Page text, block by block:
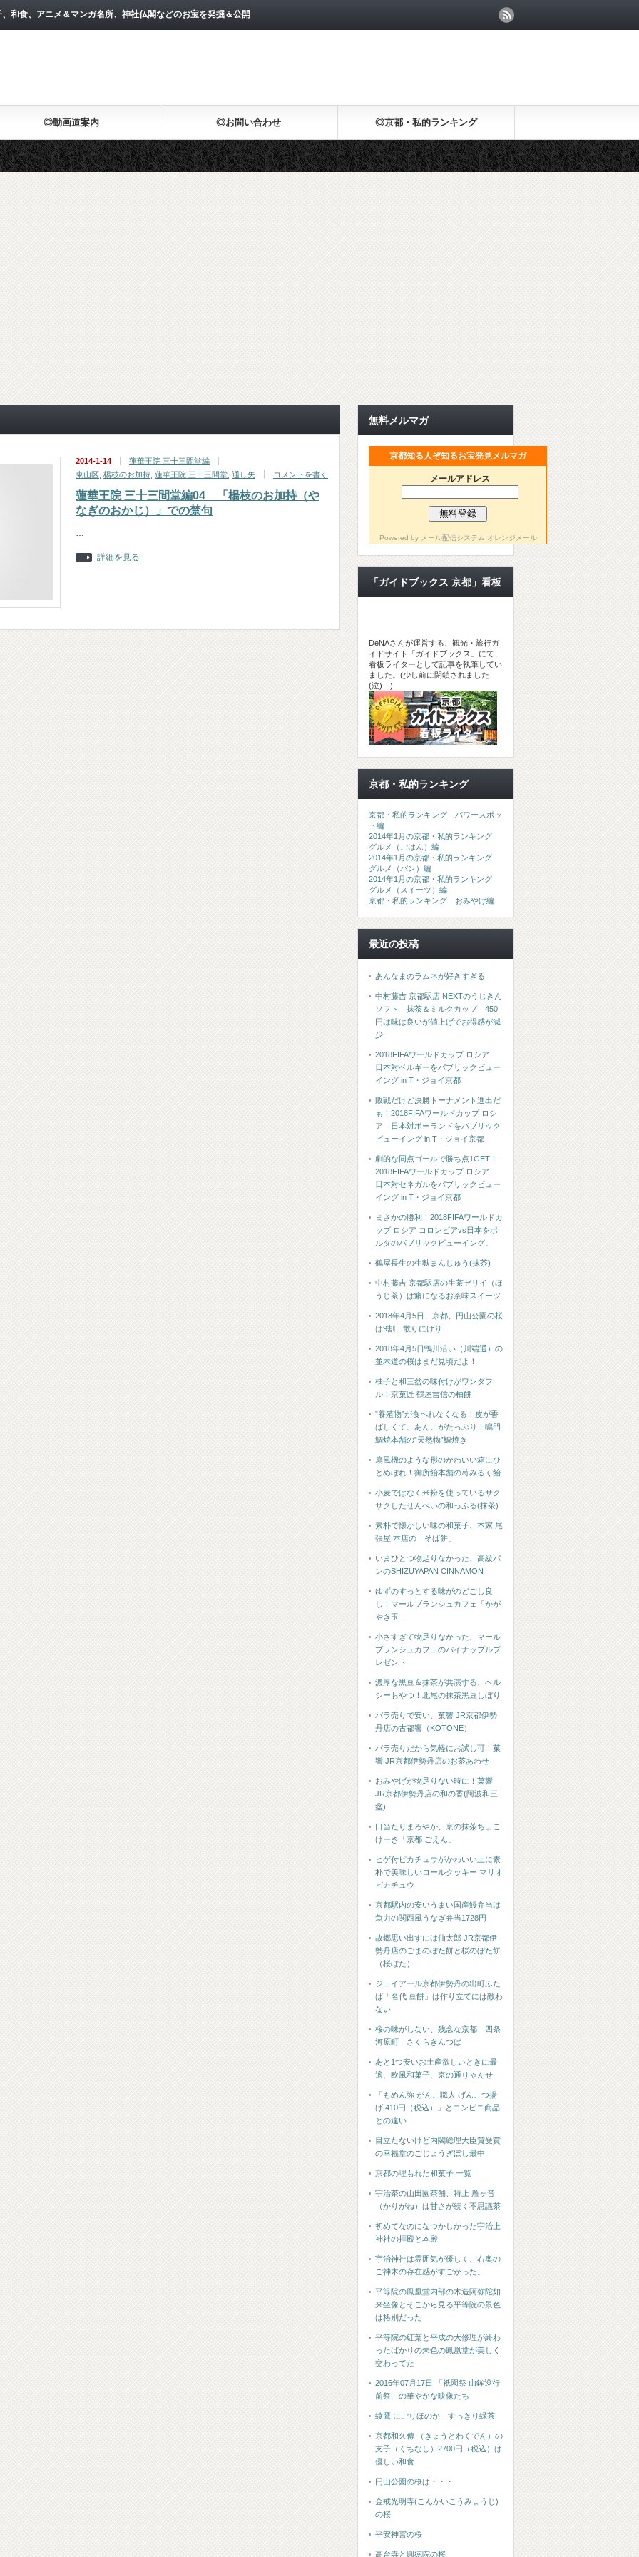
和食、アニメ＆マンガ名所、神社仏閣などのお宝を発掘＆公開
◎動画道案内 ◎お問い合わせ ◎京都・私的ランキング
2014-1-14
蓮華王院 三十三間堂編
東山区 楊枝のお加持 蓮華王院 三十三間堂 通し矢 コメントを書く
蓮華王院 三十三間堂編04 「楊枝のお加持（や
なぎのおかじ）」での禁句
…
詳細を見る
無料メルマガ
京都知る人ぞ知るお宝発見メルマガ
メールアドレス
Powered by メール配信システム オレンジメール
「ガイドブックス 京都」看板
DeNAさんが運営する、観光・旅行ガ
イドサイト「ガイドブックス」にて、
看板ライターとして記事を執筆してい
ました。(少し前に閉鎖されました
(泣) )
京都・私的ランキング
京都・私的ランキング パワースポッ
ト編
2014年1月の京都・私的ランキング
グルメ（ごはん）編
2014年1月の京都・私的ランキング
グルメ（パン）編
2014年1月の京都・私的ランキング
グルメ（スイーツ）編
京都・私的ランキング おみやげ編
最近の投稿
あんなまのラムネが好きすぎる
中村藤吉 京都駅店 NEXTのうじきん
ソフト 抹茶＆ミルクカップ 450
円は味は良いが値上げでお得感が減
少
2018FIFAワールドカップ ロシア
日本対ベルギーをパブリックビュー
イング in T・ジョイ京都
敗戦だけど決勝トーナメント進出だ
ぁ！2018FIFAワールドカップ ロシ
ア 日本対ポーランドをパブリック
ビューイング in T・ジョイ京都
劇的な同点ゴールで勝ち点1GET！
2018FIFAワールドカップ ロシア
日本対セネガルをパブリックビュー
イング in T・ジョイ京都
まさかの勝利！2018FIFAワールドカ
ップ ロシア コロンビアvs日本をポ
ルタのパブリックビューイング。
鶴屋長生の生麩まんじゅう(抹茶)
中村藤吉 京都駅店の生茶ゼリイ（ほ
うじ茶）は癖になるお茶味スイーツ
2018年4月5日、京都、円山公園の桜
は9割、散りにけり
2018年4月5日鴨川沿い（川端通）の
並木道の桜はまだ見頃だよ！
柚子と和三盆の味付けがワンダフ
ル！京菓匠 鶴屋吉信の柚餅
”養殖物”が食べれなくなる！皮が香
ばしくて、あんこがたっぷり！鳴門
鯛焼本舗の”天然物”鯛焼き
扇風機のような形のかわいい箱にひ
とめぼれ！御所飴本舗の苺みるく飴
小麦ではなく米粉を使っているサク
サクしたせんべいの和っふる(抹茶)
素朴で懐かしい味の和菓子、本家 尾
張屋 本店の「そば餅」
いまひとつ物足りなかった、高級パ
ンのSHIZUYAPAN CINNAMON
ゆずのすっとする味がのどごし良
し！マールブランシュカフェ「かが
やき玉」
小さすぎて物足りなかった、マール
ブランシュカフェのパイナップルプ
レゼント
濃厚な黒豆＆抹茶が共演する、ヘル
シーおやつ！北尾の抹茶黒豆しぼり
バラ売りで安い、菓響 JR京都伊勢
丹店の古都響（KOTONE）
バラ売りだから気軽にお試し可！菓
響 JR京都伊勢丹店のお茶あわせ
おみやげが物足りない時に！菓響
JR京都伊勢丹店の和の香(阿波和三
盆)
口当たりまろやか、京の抹茶ちょこ
けーき「京都 ごえん」
ヒゲ付ピカチュウがかわいい上に素
朴で美味しいロールクッキー マリオ
ピカチュウ
京都駅内の安いうまい国産鰻弁当は
魚力の関西風うなぎ弁当1728円
故郷思い出すには仙太郎 JR京都伊
勢丹店のごまのぼた餅と桜のぼた餅
（桜ぼた）
ジェイアール京都伊勢丹の出町ふた
ば「名代 豆餅」は作り立てには敵わ
ない
桜の味がしない、残念な京都 四条
河原町 さくらきんつば
あと1つ安いお土産欲しいときに最
適、欧風和菓子、京の通りゃんせ
「もめん弥 がんこ職人 げんこつ揚
げ 410円（税込）」とコンビニ商品
との違い
目立たないけど内閣総理大臣賞受賞
の幸福堂のごじょうぎぼし最中
京都の埋もれた和菓子 一覧
宇治茶の山田園茶舗、特上 雁ヶ音
（かりがね）は甘さが続く不思議茶
初めてなのになつかしかった宇治上
神社の拝殿と本殿
宇治神社は雰囲気が優しく、右奥の
ご神木の存在感がすごかった。
平等院の鳳凰堂内部の木造阿弥陀如
来坐像とそこから見る平等院の景色
は格別だった
平等院の紅葉と平成の大修理が終わ
ったばかりの朱色の鳳凰堂が美しく
交わってた
2016年07月17日 「祇園祭 山鉾巡行
前祭」の華やかな映像たち
綾鷹 にごりほのか すっきり緑茶
京都和久傳 （きょうとわくでん）の
支子（くちなし）2700円（税込）は
優しい和食
円山公園の桜は・・・
金戒光明寺(こんかいこうみょうじ)
の桜
平安神宮の桜
高台寺と圓徳院の桜